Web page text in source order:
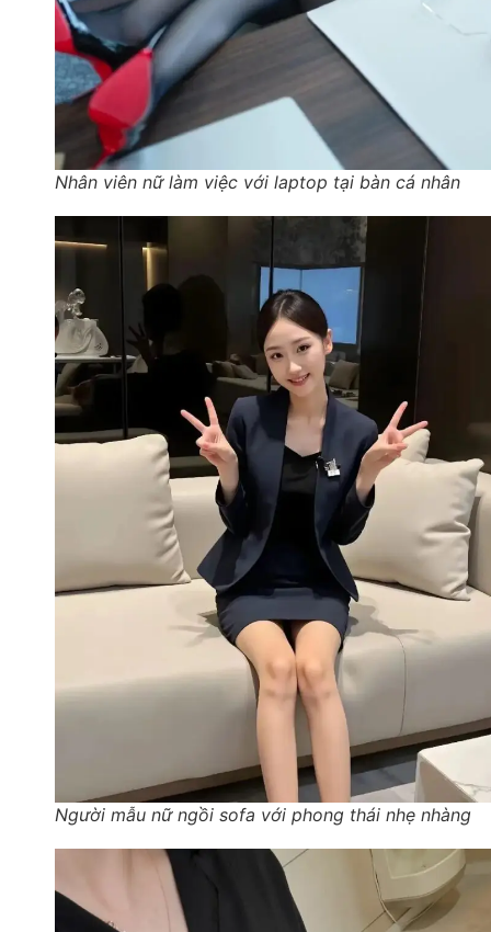
Nhân viên nữ làm việc với laptop tại bàn cá nhân
Người mẫu nữ ngồi sofa với phong thái nhẹ nhàng